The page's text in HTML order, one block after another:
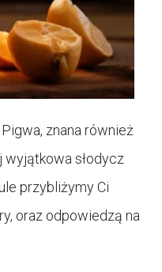
znana również
wyjątkowa słodycz
przybliżymy Ci
oraz odpowiedzą na